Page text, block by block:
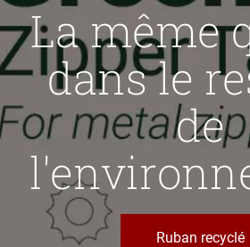
La même
dans le
de
Ruban recyclé